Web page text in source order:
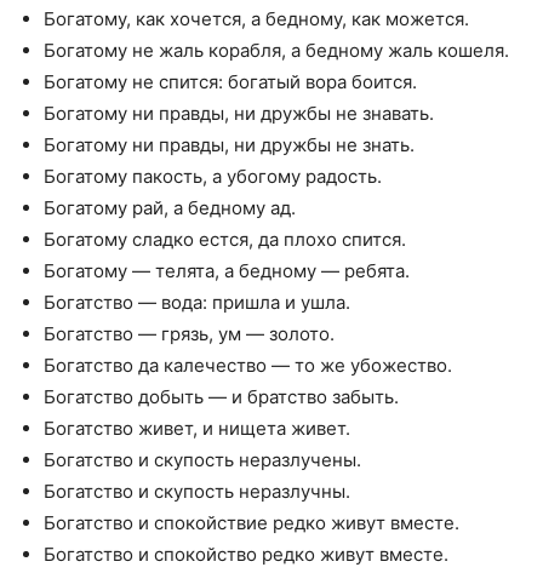
Богатому, как хочется, а бедному, как можется.
Богатому не жаль корабля, а бедному жаль кошеля.
Богатому не спится: богатый вора боится.
Богатому ни правды, ни дружбы не знавать.
Богатому ни правды, ни дружбы не знать.
Богатому пакость, а убогому радость.
Богатому рай, а бедному ад.
Богатому сладко естся, да плохо спится.
Богатому — телята, а бедному — ребята.
Богатство — вода: пришла и ушла.
Богатство — грязь, ум — золото.
Богатство да калечество — то же убожество.
Богатство добыть — и братство забыть.
Богатство живет, и нищета живет.
Богатство и скупость неразлучены.
Богатство и скупость неразлучны.
Богатство и спокойствие редко живут вместе.
Богатство и спокойство редко живут вместе.